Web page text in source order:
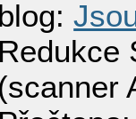
blog:
Redukce
(scanner